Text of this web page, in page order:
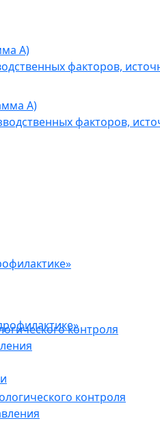
А)
факторов,
контроля
А)
факторов,
контроля